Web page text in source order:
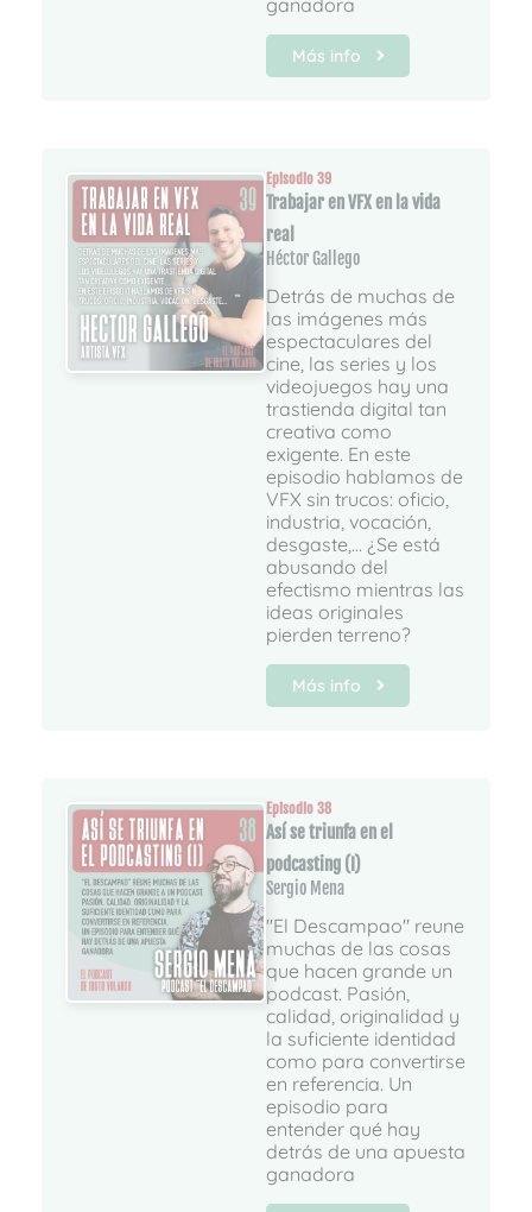
Más info
Episodio 39
Trabajar en VFX en la vida
real
Héctor Gallego
Detrás de muchas de
las imágenes más
espectaculares del
cine, las series y los
videojuegos hay una
trastienda digital tan
creativa como
exigente. En este
episodio hablamos de
VFX sin trucos: oficio,
industria, vocación,
desgaste,... ¿Se está
abusando del
efectismo mientras las
ideas originales
pierden terreno?
Más info
Episodio 38
Así se triunfa en el
podcasting (I)
Sergio Mena
"El Descampao" reune
muchas de las cosas
que hacen grande un
podcast. Pasión,
calidad, originalidad y
la suficiente identidad
como para convertirse
en referencia. Un
episodio para
entender qué hay
detrás de una apuesta
ganadora